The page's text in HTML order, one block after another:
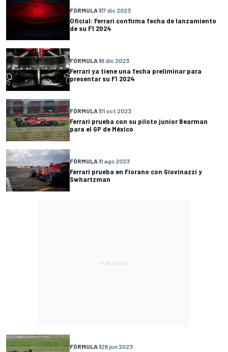
FÓRMULA 117 dic 2023
Oficial: Ferrari confirma fecha de lanzamiento
de su F1 2024
FÓRMULA 18 dic 2023
Ferrari ya tiene una fecha preliminar para
presentar su F1 2024
FÓRMULA 111 oct 2023
Ferrari prueba con su piloto junior Bearman
para el GP de México
FÓRMULA 11 ago 2023
Ferrari prueba en Fiorano con Giovinazzi y
Swhartzman
FÓRMULA 128 jun 2023